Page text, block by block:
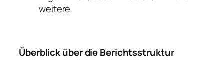
weitere
Überblick über die Berichtsstruktur